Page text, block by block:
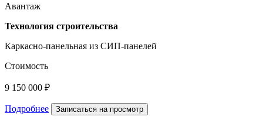
Авантаж
Технология строительства
Каркасно-панельная из СИП-панелей
Стоимость
9 150 000 ₽
Подробнее Записаться на просмотр